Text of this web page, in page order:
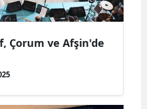
Çorum ve Afşin'de